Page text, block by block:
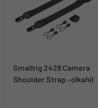
Smallrig 2428 Camera
Shoulder Strap -